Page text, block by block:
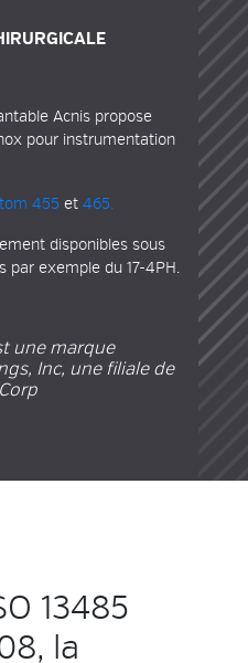
Acnis propose
pour instrumentation
455 et 465.
disponibles sous
par exemple du 17-4PH.
une marque
Inc, une filiale de
13485
la